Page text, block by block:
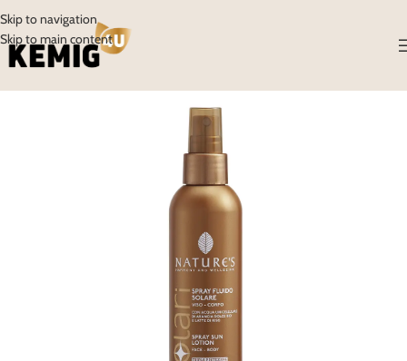
Skip to navigation
Skip to main content